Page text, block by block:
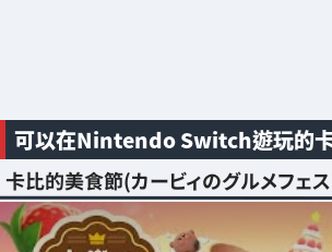
可以在Nintendo Switch遊玩的
卡比的美食節(カービィのグルメフェ